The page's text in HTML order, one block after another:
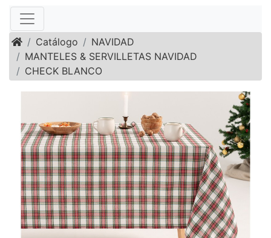
InicioCatálogo
NAVIDAD
MANTELES & SERVILLETAS NAVIDAD
CHECK BLANCO